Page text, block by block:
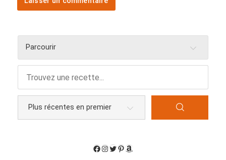
Parcourir